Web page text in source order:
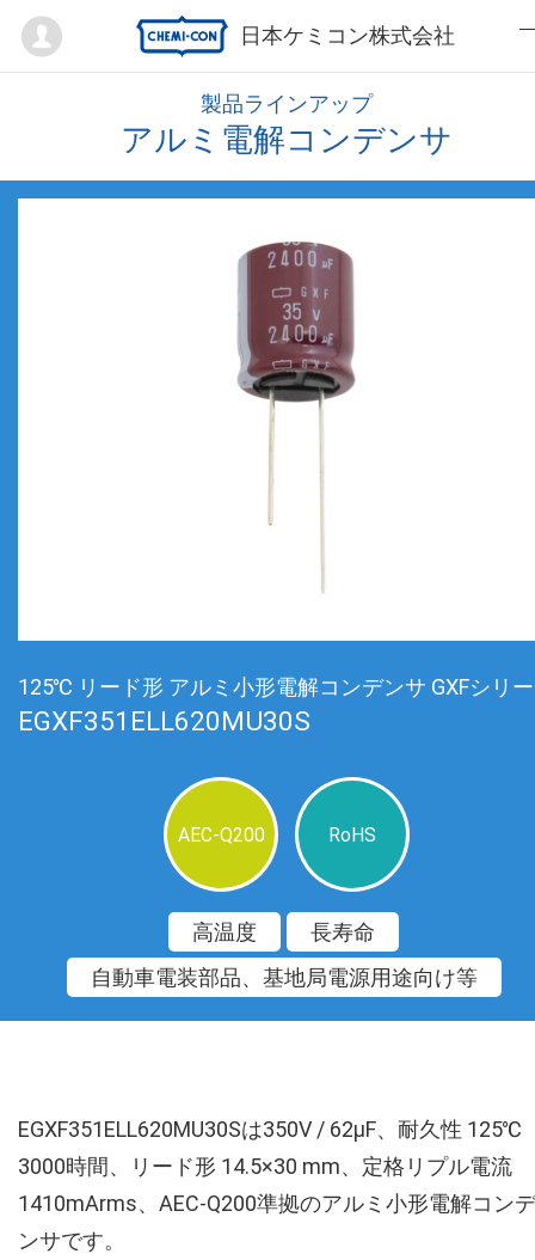
日本ケミコン株式会社
Mypage
製品ラインアップ
アルミ電解コンデンサ
125℃ リード形 アルミ小形電解コンデンサ GXFシリ
EGXF351ELL620MU30S
AEC-Q200 RoHS
高温度
長寿命
自動車電装部品、基地局電源用途向け等
EGXF351ELL620MU30Sは350V / 62µF、耐久性 125℃
3000時間、リード形 14.5×30 mm、定格リプル電流
1410mArms、AEC-Q200準拠のアルミ小形電解コンデ
ンサです。